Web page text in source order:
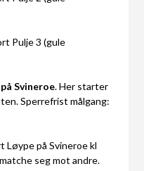
Pulje 3 (gule
Svineroe. Her starter
Sperrefrist målgang:
Løype på Svineroe kl
seg mot andre.